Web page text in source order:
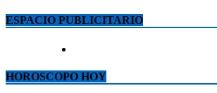
ESPACIO PUBLICITARIO
HOROSCOPO HOY